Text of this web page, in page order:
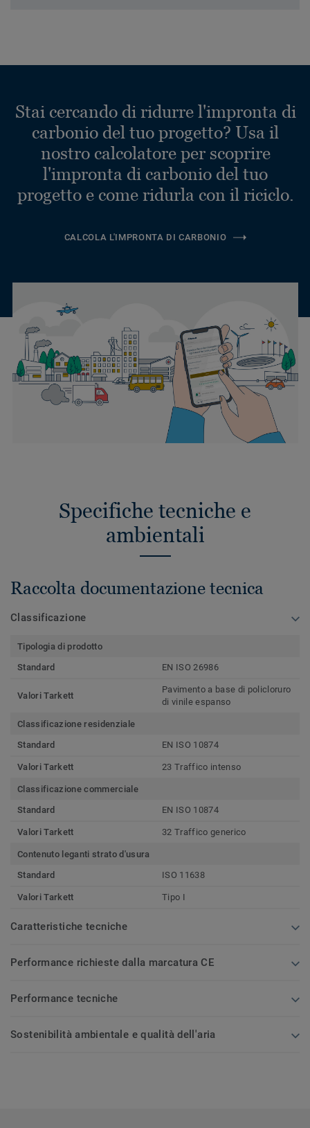
Stai cercando di ridurre l'impronta di
carbonio del tuo progetto? Usa il
nostro calcolatore per scoprire
l'impronta di carbonio del tuo
progetto e come ridurla con il riciclo.
CALCOLA L'IMPRONTA DI CARBONIO
Specifiche tecniche e
ambientali
Raccolta documentazione tecnica
Classificazione
Tipologia di prodotto
Standard
EN ISO 26986
Valori Tarkett
Pavimento a base di policloruro
di vinile espanso
Classificazione residenziale
Standard
EN ISO 10874
Valori Tarkett 23 Traffico intenso
Classificazione commerciale
Standard
EN ISO 10874
Valori Tarkett 32 Traffico generico
Contenuto leganti strato d'usura
Standard
ISO 11638
Valori Tarkett Tipo I
Caratteristiche tecniche
Performance richieste dalla marcatura CE
Performance tecniche
Sostenibilità ambientale e qualità dell'aria